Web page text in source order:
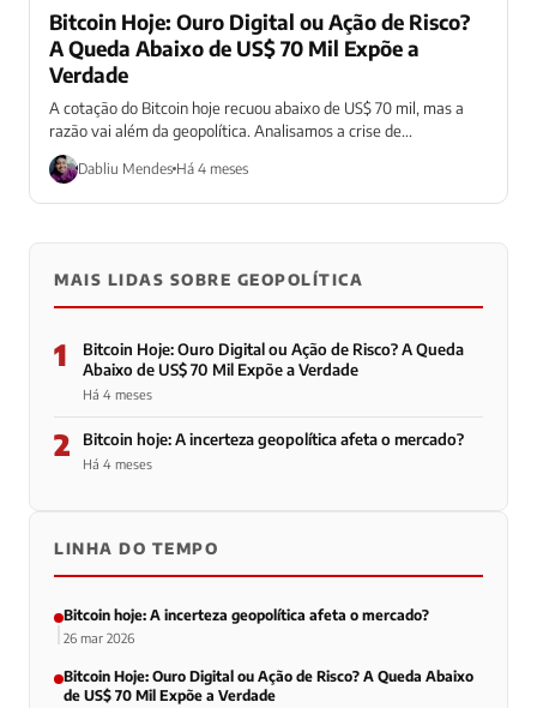
Bitcoin Hoje: Ouro Digital ou Ação de Risco?
A Queda Abaixo de US$ 70 Mil Expõe a
Verdade
A cotação do Bitcoin hoje recuou abaixo de US$ 70 mil, mas a
razão vai além da geopolítica. Analisamos a crise de...
Dabliu Mendes Há 4 meses
MAIS LIDAS SOBRE GEOPOLÍTICA
1
Bitcoin Hoje: Ouro Digital ou Ação de Risco? A Queda
Abaixo de US$ 70 Mil Expõe a Verdade
Há 4 meses
2 Bitcoin hoje: A incerteza geopolítica afeta o mercado?
Há 4 meses
LINHA DO TEMPO
Bitcoin hoje: A incerteza geopolítica afeta o mercado?
26 mar 2026
Bitcoin Hoje: Ouro Digital ou Ação de Risco? A Queda Abaixo
de US$ 70 Mil Expõe a Verdade